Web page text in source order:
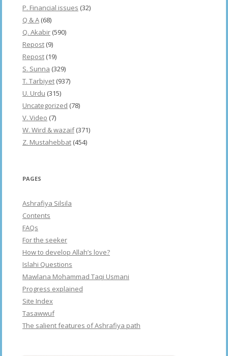
P. Financial issues (32)
Q & A (68)
Q. Akabir (590)
Repost (9)
Repost (19)
S. Sunna (329)
T. Tarbiyet (937)
U. Urdu (315)
Uncategorized (78)
V. Video (7)
W. Wird & wazaif(371)
Z. Mustahebbat (454)
PAGES
Ashrafiya Silsila
Contents
FAQs
For the seeker
How to develop Allah’s love?
Islahi Questions
Mawlana Mohammad Taqi Usmani
Progress explained
Site Index
Tasawwuf
The salient features of Ashrafiya path